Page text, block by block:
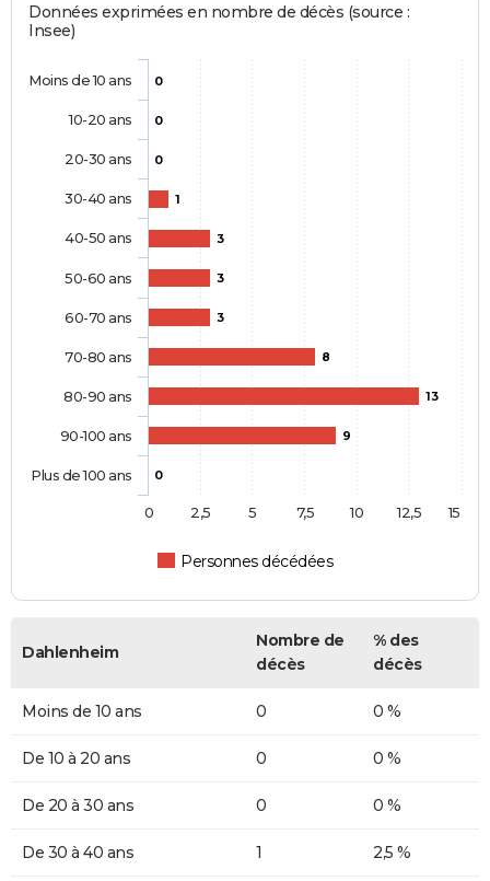
Données exprimées en nombre de décès (source :
Insee)
0
0
0
1
3
3
3
8
13
9
0
Personnes décédées
Moins de 10 ans
10-20 ans
20-30 ans
30-40 ans
40-50 ans
50-60 ans
60-70 ans
70-80 ans
80-90 ans
90-100 ans
Plus de 100 ans
0 2,5 5 7,5 10 12,5 15
Dahlenheim
Nombre de
décès
% des
décès
Moins de 10 ans 0 0 %
De 10 à 20 ans 0 0 %
De 20 à 30 ans 0 0 %
De 30 à 40 ans 1 2,5 %